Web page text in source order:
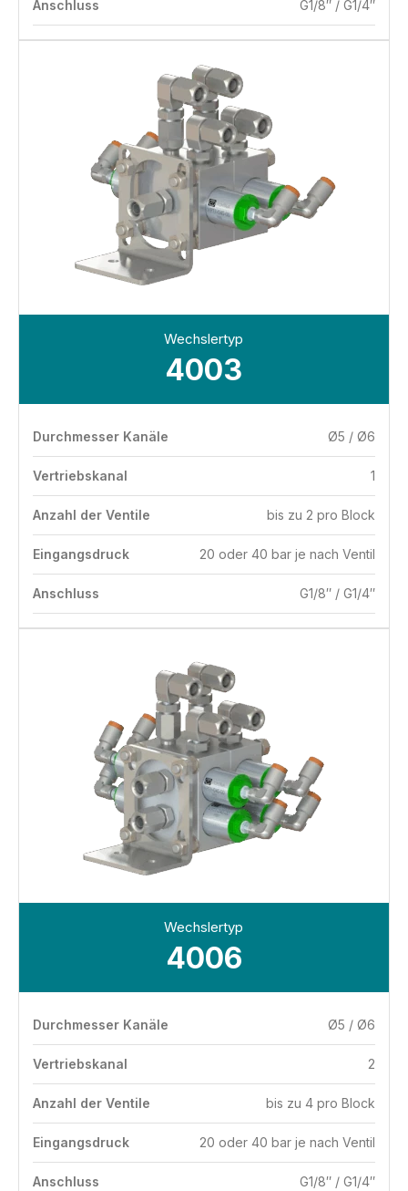
Anschluss G1/8″ / G1/4″
Wechslertyp
4003
Durchmesser Kanäle Ø5 / Ø6
Vertriebskanal 1
Anzahl der Ventile bis zu 2 pro Block
Eingangsdruck 20 oder 40 bar je nach Ventil
Anschluss G1/8″ / G1/4″
Wechslertyp
4006
Durchmesser Kanäle Ø5 / Ø6
Vertriebskanal 2
Anzahl der Ventile bis zu 4 pro Block
Eingangsdruck 20 oder 40 bar je nach Ventil
Anschluss G1/8″ / G1/4″